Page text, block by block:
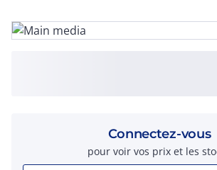
Connectez-vous
pour voir vos prix et les